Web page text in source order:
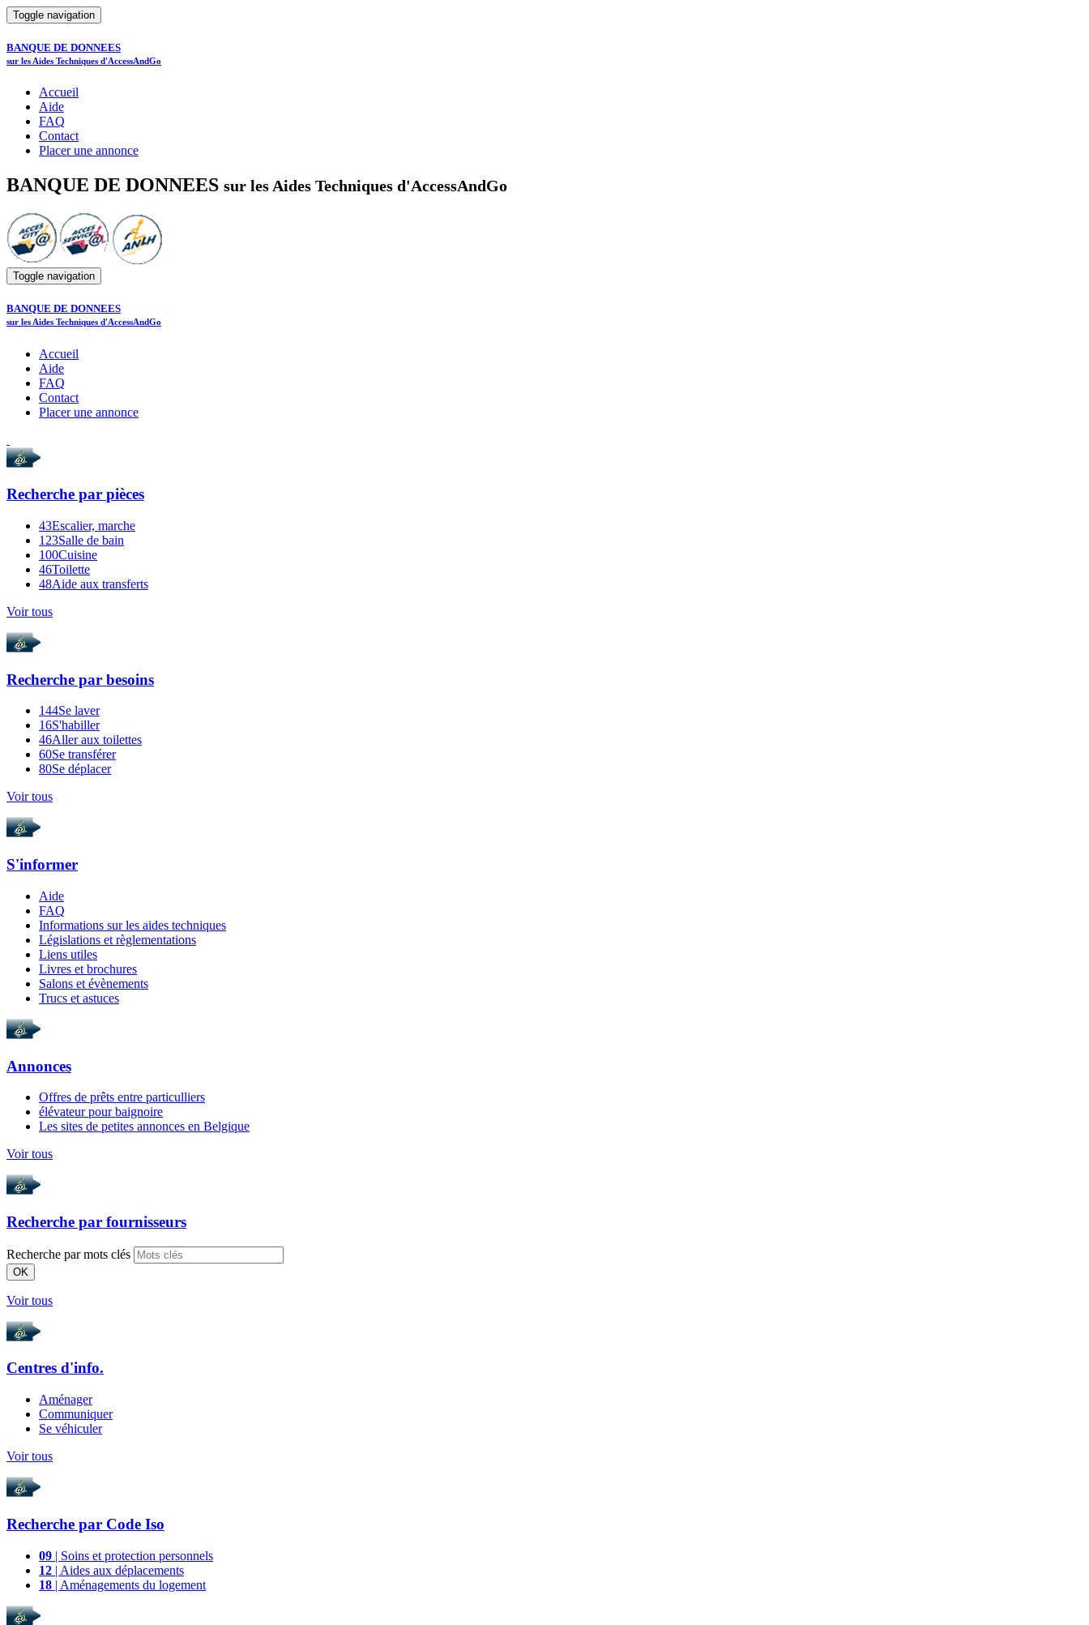
Toggle navigation
BANQUE DE DONNEES
sur les Aides Techniques d'AccessAndGo
Accueil
Aide
FAQ
Contact
Placer une annonce
BANQUE DE DONNEES sur les Aides Techniques d'AccessAndGo
Toggle navigation
BANQUE DE DONNEES
sur les Aides Techniques d'AccessAndGo
Accueil
Aide
FAQ
Contact
Placer une annonce
Recherche par pièces
43Escalier, marche
123Salle de bain
100Cuisine
46Toilette
48Aide aux transferts
Voir tous
Recherche par besoins
144Se laver
16S'habiller
46Aller aux toilettes
60Se transférer
80Se déplacer
Voir tous
S'informer
Aide
FAQ
Informations sur les aides techniques
Législations et règlementations
Liens utiles
Livres et brochures
Salons et évènements
Trucs et astuces
Annonces
Offres de prêts entre particulliers
élévateur pour baignoire
Les sites de petites annonces en Belgique
Voir tous
Recherche par fournisseurs
Recherche par mots clés
OK
Voir tous
Centres d'info.
Aménager
Communiquer
Se véhiculer
Voir tous
Recherche par Code Iso
09 | Soins et protection personnels
12 | Aides aux déplacements
18 | Aménagements du logement